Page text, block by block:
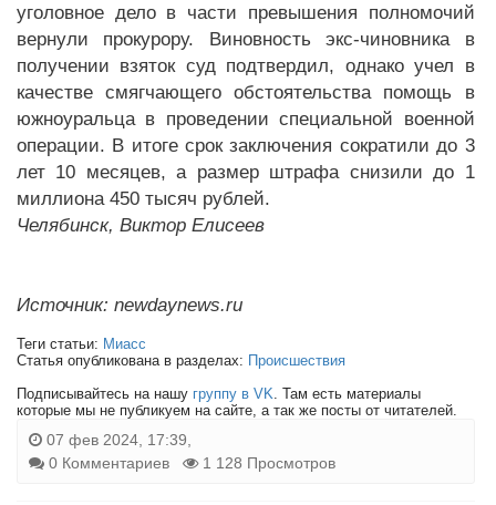
уголовное дело в части превышения полномочий
вернули прокурору. Виновность экс-чиновника в
получении взяток суд подтвердил, однако учел в
качестве смягчающего обстоятельства помощь в
южноуральца в проведении специальной военной
операции. В итоге срок заключения сократили до 3
лет 10 месяцев, а размер штрафа снизили до 1
миллиона 450 тысяч рублей.
Челябинск, Виктор Елисеев
Источник: newdaynews.ru
Теги статьи: Миасс
Статья опубликована в разделах: Происшествия
Подписывайтесь на нашу группу в VK . Там есть материалы
которые мы не публикуем на сайте, а так же посты от читателей.
07 фев 2024, 17:39,
0 Комментариев
1 128 Просмотров